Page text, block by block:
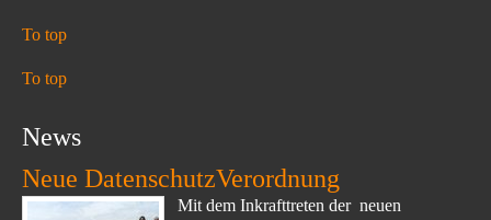
To top
To top
News
Neue DatenschutzVerordnung
Mit dem Inkrafttreten der neuen